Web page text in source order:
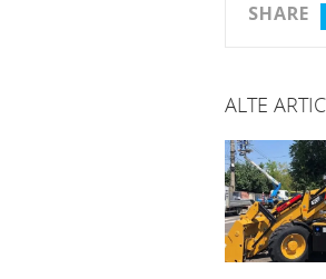
SHARE
ALTE